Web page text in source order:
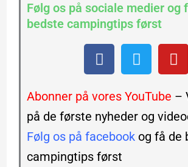
Følg os på sociale medier og
bedste campingtips først
F
a
e
b
o
o
k
T
w
t
t
e
r
Y
o
t
u
b
e
Abonner på vores YouTube –
på de første nyheder og
Følg os på facebookog få de
campingtips først